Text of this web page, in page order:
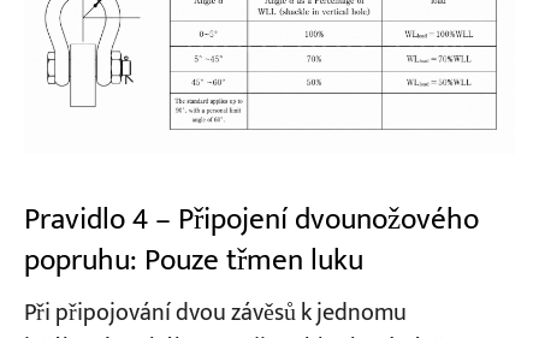
Pravidlo 4 – Připojení dvounožového
popruhu: Pouze třmen luku
Při připojování dvou závěsů k jednomu